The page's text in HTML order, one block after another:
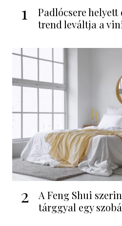
1
Padlócsere helyett
trend leváltja a
2
A Feng Shui
tárggyal egy